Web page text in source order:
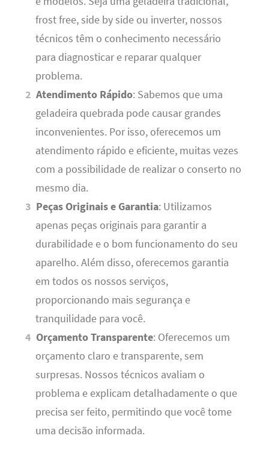
frost free, side by side ou inverter, nossos
técnicos têm o conhecimento necessário
para diagnosticar e reparar qualquer
problema.
Atendimento Rápido: Sabemos que uma
geladeira quebrada pode causar grandes
inconvenientes. Por isso, oferecemos um
atendimento rápido e eficiente, muitas vezes
com a possibilidade de realizar o conserto no
mesmo dia.
Peças Originais e Garantia: Utilizamos
apenas peças originais para garantir a
durabilidade e o bom funcionamento do seu
aparelho. Além disso, oferecemos garantia
em todos os nossos serviços,
proporcionando mais segurança e
tranquilidade para você.
Orçamento Transparente: Oferecemos um
orçamento claro e transparente, sem
surpresas. Nossos técnicos avaliam o
problema e explicam detalhadamente o que
precisa ser feito, permitindo que você tome
uma decisão informada.